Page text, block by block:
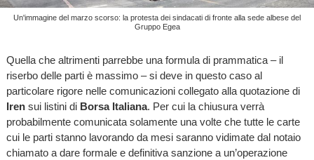
Un'immagine del marzo scorso: la protesta dei sindacati di fronte alla sede albese del
Gruppo Egea
Quella che altrimenti parrebbe una formula di prammatica – il
riserbo delle parti è massimo – si deve in questo caso al
particolare rigore nelle comunicazioni collegato alla quotazione di
Irensui listini di Borsa Italiana. Per cui la chiusura verrà
probabilmente comunicata solamente una volte che tutte le carte
cui le parti stanno lavorando da mesi saranno vidimate dal notaio
chiamato a dare formale e definitiva sanzione a un’operazione